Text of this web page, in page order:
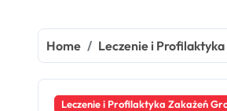
Home Leczenie i
Leczenie i Profilaktyka Zakażeń